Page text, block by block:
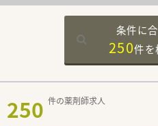
条件に
250件を
250 件の薬剤師求人